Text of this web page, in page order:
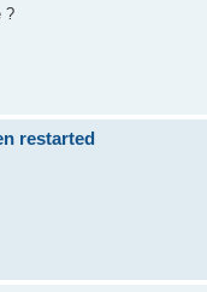
?
restarted